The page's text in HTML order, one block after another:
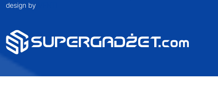
design by